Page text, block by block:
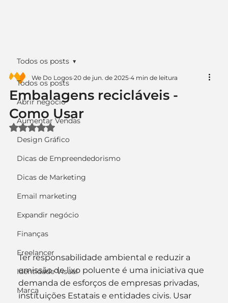
Todos os posts
Abrir negócio
Aumentar Vendas
Design Gráfico
Dicas de Empreendedorismo
Dicas de Marketing
Email marketing
Expandir negócio
Finanças
Freelancer
Identidade Visual
Marca
Todos os posts
Embalagens recicláveis -
Como Usar
We Do Logos 20 de jun. de 2025 4 min de leitura
Avaliado com NaN de 5 estrelas.
Ter responsabilidade ambiental e reduzir a
emissão de lixo poluente é uma iniciativa que
demanda de esforços de empresas privadas,
instituições Estatais e entidades civis. Usar